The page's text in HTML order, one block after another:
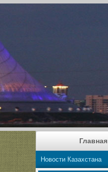
Главная
Новости Казахстана